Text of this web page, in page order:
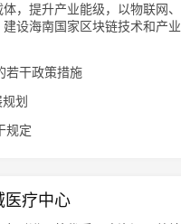
，提升产业能级，以物联网
设海南国家区块链技术和产
若干政策措施
划
规定
医疗中心